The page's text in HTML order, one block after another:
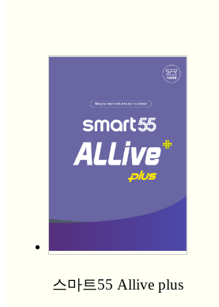
스마트55 Allive plus